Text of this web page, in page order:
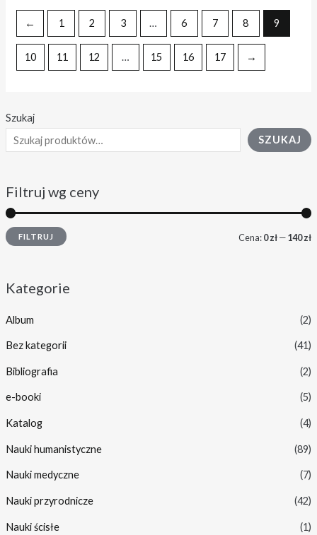
Szukaj
SZUKAJ
Filtruj wg ceny
FILTRUJ Cena:0 zł—140 zł
Kategorie
Album (2)
Bez kategorii (41)
Bibliografia (2)
e-booki (5)
Katalog (4)
Nauki humanistyczne (89)
Nauki medyczne (7)
Nauki przyrodnicze (42)
Nauki ścisłe (1)
← 1 2 3 … 6 7 8 9
10 11 12 … 15 16 17 →